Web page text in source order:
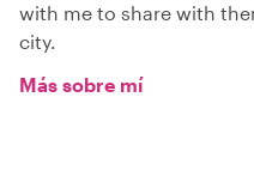
with me to share with
city.
Más sobre mí